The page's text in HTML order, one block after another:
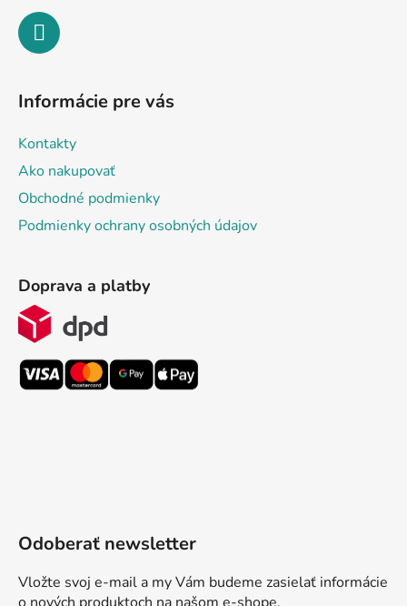
Informácie pre vás
Kontakty
Ako nakupovať
Obchodné podmienky
Podmienky ochrany osobných údajov
Doprava a platby
Odoberať newsletter
Vložte svoj e-mail a my Vám budeme zasielať informácie